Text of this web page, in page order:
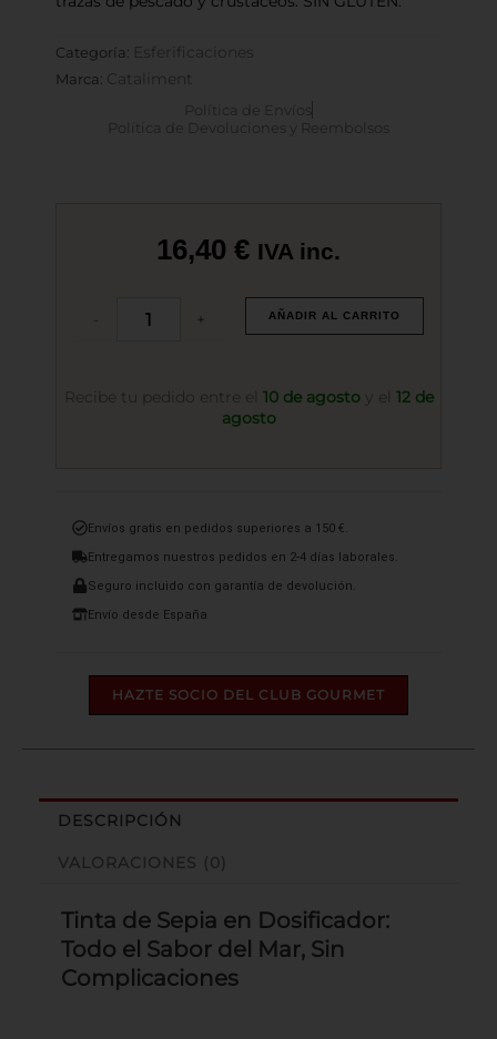
Categoría: Esferificaciones
Marca: Cataliment
Política de Envíos
Política de Devoluciones y Reembolsos
16,40 € IVA inc.
Dosificador
+ AÑADIR AL CARRITO
Recibe tu pedido entre el 10 de agostoy el 12 de
agosto
Envíos gratis en pedidos superiores a 150 €.
Entregamos nuestros pedidos en 2-4 días laborales.
Seguro incluido con garantía de devolución.
Envío desde España
HAZTE SOCIO DEL CLUB GOURMET
DESCRIPCIÓN
VALORACIONES (0)
Tinta de Sepia en Dosificador:
Todo el Sabor del Mar, Sin
Complicaciones